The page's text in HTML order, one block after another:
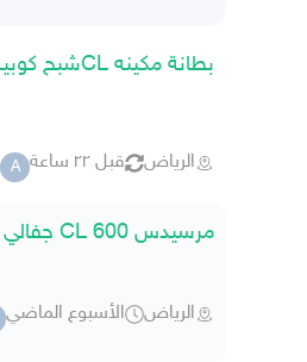
بطانة مكينه CLشبح كوبيه
الرياض قبل ٢٢ ساعة A
مرسيدس CL 600 جفالي 2009
الرياض الأسبوع الماضي